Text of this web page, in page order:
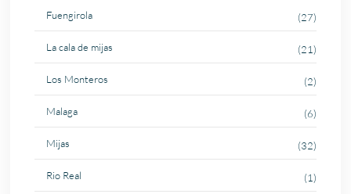
Fuengirola (27)
La cala de mijas (21)
Los Monteros (2)
Malaga (6)
Mijas (32)
Rio Real (1)